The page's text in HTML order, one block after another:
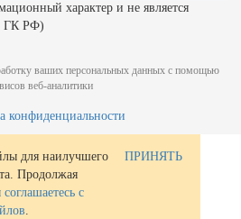
характер и не является
ГК РФ)
ваших персональных данных с помощью
веб-аналитики
конфиденциальности
для наилучшего
Продолжая
с
.
ПРИНЯТЬ